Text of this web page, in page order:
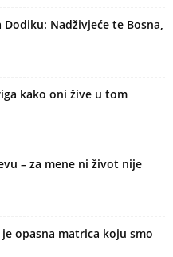
Dodiku: Nadživjeće te Bosna,
kako oni žive u tom
– za mene ni život nije
je opasna matrica koju smo